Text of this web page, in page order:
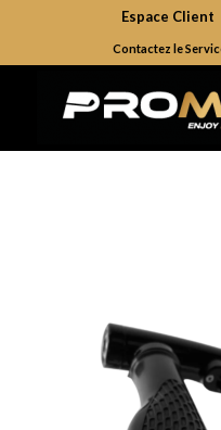
Espace Client
Contactez le